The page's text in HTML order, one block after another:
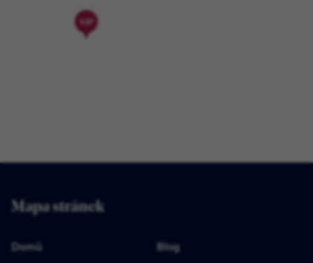
Mapa stránek
Domů
Blog